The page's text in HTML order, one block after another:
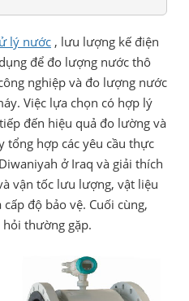
lý nước , lưu lượng kế điện
để đo lượng nước thô
nghiệp và đo lượng nước
Việc lựa chọn có hợp lý
đến hiệu quả đo lường và
hợp các yêu cầu thực
ở Iraq và giải thích
vận tốc lưu lượng, vật liệu
độ bảo vệ. Cuối cùng,
thường gặp.